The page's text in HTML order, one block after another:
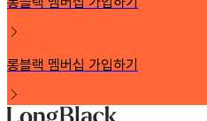
롱블랙 멤버십 가입하기